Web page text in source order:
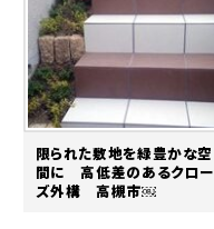
限られた敷地を緑豊かな空
間に 高低差のあるクロー
ズ外構 高槻市￼